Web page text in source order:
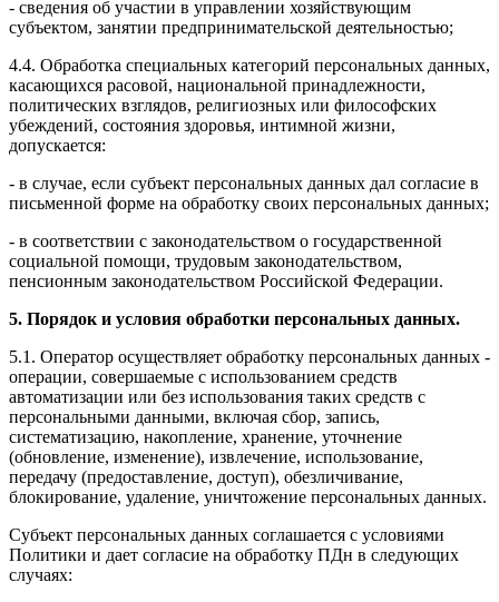
- сведения об участии в управлении хозяйствующим
субъектом, занятии предпринимательской деятельностью;
4.4. Обработка специальных категорий персональных данных,
касающихся расовой, национальной принадлежности,
политических взглядов, религиозных или философских
убеждений, состояния здоровья, интимной жизни,
допускается:
- в случае, если субъект персональных данных дал согласие в
письменной форме на обработку своих персональных данных;
- в соответствии с законодательством о государственной
социальной помощи, трудовым законодательством,
пенсионным законодательством Российской Федерации.
5. Порядок и условия обработки персональных данных.
5.1. Оператор осуществляет обработку персональных данных -
операции, совершаемые с использованием средств
автоматизации или без использования таких средств с
персональными данными, включая сбор, запись,
систематизацию, накопление, хранение, уточнение
(обновление, изменение), извлечение, использование,
передачу (предоставление, доступ), обезличивание,
блокирование, удаление, уничтожение персональных данных.
Субъект персональных данных соглашается с условиями
Политики и дает согласие на обработку ПДн в следующих
случаях: